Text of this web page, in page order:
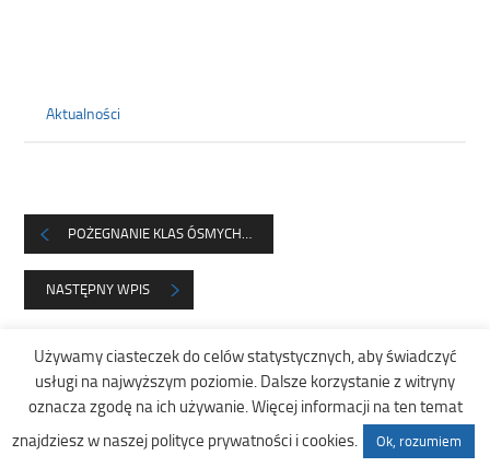
Aktualności
POŻEGNANIE KLAS ÓSMYCH…
NASTĘPNY WPIS
Deklaracja dostępności
Używamy ciasteczek do celów statystycznych, aby świadczyć
usługi na najwyższym poziomie. Dalsze korzystanie z witryny
oznacza zgodę na ich używanie. Więcej informacji na ten temat
znajdziesz w naszej polityce prywatności i cookies.
Ok, rozumiem